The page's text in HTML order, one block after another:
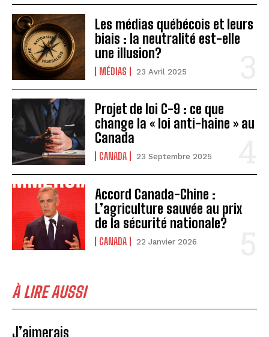
Les médias québécois et leurs
biais : la neutralité est-elle
une illusion?
MÉDIAS 23 Avril 2025
Projet de loi C-9 : ce que
change la « loi anti-haine » au
Canada
CANADA 23 Septembre 2025
Accord Canada-Chine :
L’agriculture sauvée au prix
de la sécurité nationale?
CANADA 22 Janvier 2026
À LIRE AUSSI
J’aimerais